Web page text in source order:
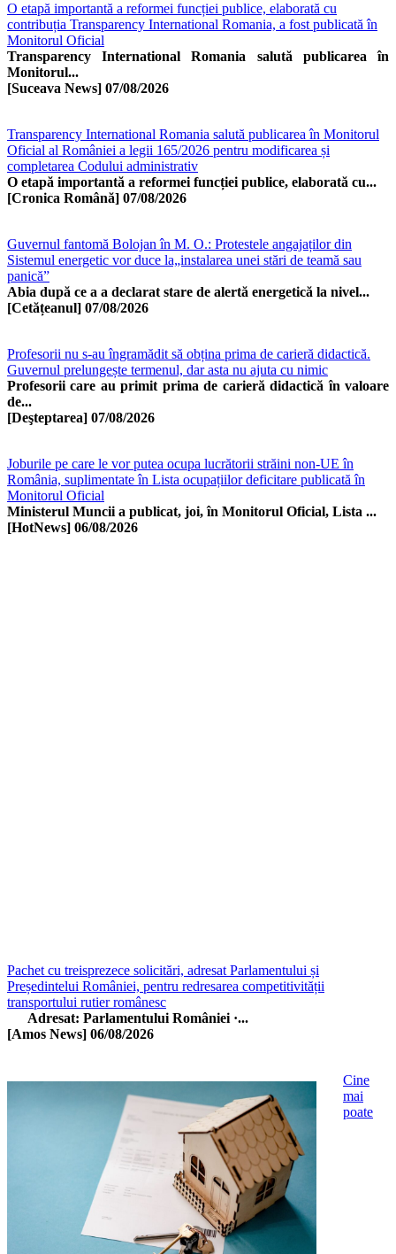
O etapă importantă a reformei funcției publice, elaborată cu
contribuția Transparency International Romania, a fost publicată în
Monitorul Oficial
Transparency International Romania salută publicarea în
Monitorul...
[Suceava News] 07/08/2026
Transparency International Romania salută publicarea în Monitorul
Oficial al României a legii 165/2026 pentru modificarea și
completarea Codului administrativ
O etapă importantă a reformei funcției publice, elaborată cu...
[Cronica Română] 07/08/2026
Guvernul fantomă Bolojan în M. O.: Protestele angajaților din
Sistemul energetic vor duce la„instalarea unei stări de teamă sau
panică”
Abia după ce a a declarat stare de alertă energetică la nivel...
[Cetățeanul] 07/08/2026
Profesorii nu s-au îngramădit să obțina prima de carieră didactică.
Guvernul prelungește termenul, dar asta nu ajuta cu nimic
Profesorii care au primit prima de carieră didactică în valoare
de...
[Deşteptarea] 07/08/2026
Joburile pe care le vor putea ocupa lucrătorii străini non-UE în
România, suplimentate în Lista ocupațiilor deficitare publicată în
Monitorul Oficial
Ministerul Muncii a publicat, joi, în Monitorul Oficial, Lista ...
[HotNews] 06/08/2026
Pachet cu treisprezece solicitări, adresat Parlamentului și
Președintelui României, pentru redresarea competitivității
transportului rutier românesc
Adresat: Parlamentului României ·...
[Amos News] 06/08/2026
Cine
mai
poate